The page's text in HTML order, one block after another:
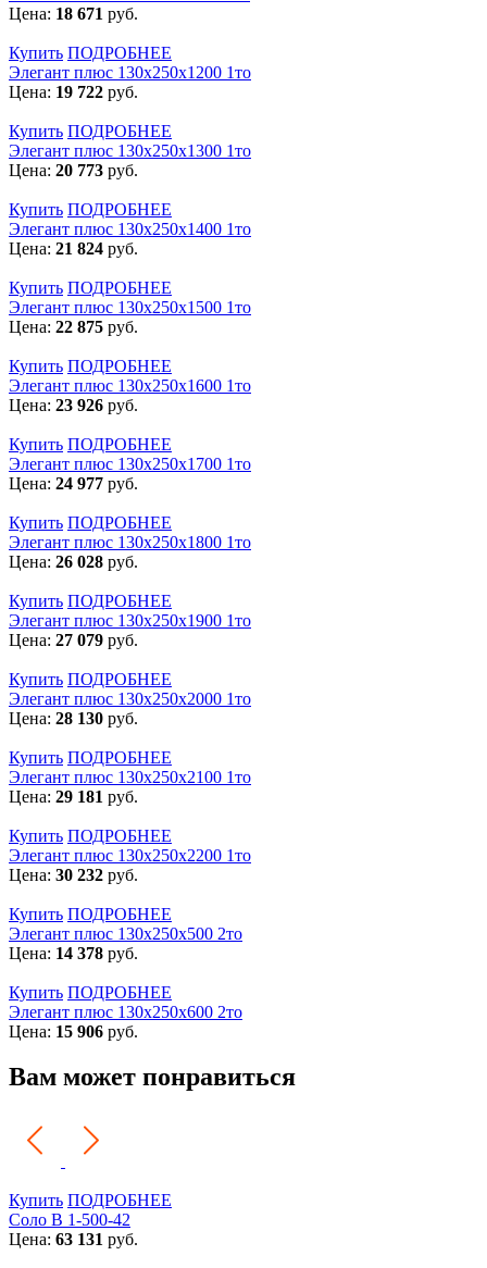
Цена: 18 671 руб.
Купить ПОДРОБНЕЕ
Элегант плюс 130x250x1200 1то
Цена: 19 722 руб.
Купить ПОДРОБНЕЕ
Элегант плюс 130x250x1300 1то
Цена: 20 773 руб.
Купить ПОДРОБНЕЕ
Элегант плюс 130x250x1400 1то
Цена: 21 824 руб.
Купить ПОДРОБНЕЕ
Элегант плюс 130x250x1500 1то
Цена: 22 875 руб.
Купить ПОДРОБНЕЕ
Элегант плюс 130x250x1600 1то
Цена: 23 926 руб.
Купить ПОДРОБНЕЕ
Элегант плюс 130x250x1700 1то
Цена: 24 977 руб.
Купить ПОДРОБНЕЕ
Элегант плюс 130x250x1800 1то
Цена: 26 028 руб.
Купить ПОДРОБНЕЕ
Элегант плюс 130x250x1900 1то
Цена: 27 079 руб.
Купить ПОДРОБНЕЕ
Элегант плюс 130x250x2000 1то
Цена: 28 130 руб.
Купить ПОДРОБНЕЕ
Элегант плюс 130x250x2100 1то
Цена: 29 181 руб.
Купить ПОДРОБНЕЕ
Элегант плюс 130x250x2200 1то
Цена: 30 232 руб.
Купить ПОДРОБНЕЕ
Элегант плюс 130x250x500 2то
Цена: 14 378 руб.
Купить ПОДРОБНЕЕ
Элегант плюс 130x250x600 2то
Цена: 15 906 руб.
Вам может понравиться
Купить ПОДРОБНЕЕ
Соло В 1-500-42
Цена: 63 131 руб.